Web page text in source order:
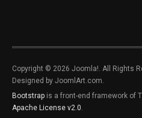
Copyright © 2026 Joomla!. All Rights
Designed by JoomlArt.com.
Bootstrap is a front-end framework of
Apache License v2.0.